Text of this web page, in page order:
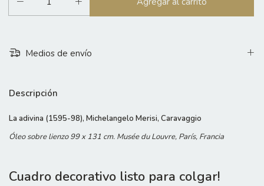
Medios de envío
Descripción
La adivina (1595-98), Michelangelo Merisi, Caravaggio
Óleo sobre lienzo 99 x 131 cm. Musée du Louvre, París, Francia
Cuadro decorativo listo para colgar!